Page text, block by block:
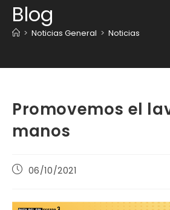
Blog
> Noticias General > Noticias
Promovemos el
manos
Publicación
entrada:
06/10/2021